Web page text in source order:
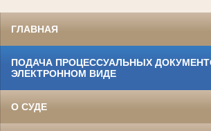
ГЛАВНАЯ
ПОДАЧА ПРОЦЕССУАЛЬНЫХ
ЭЛЕКТРОННОМ ВИДЕ
О СУДЕ